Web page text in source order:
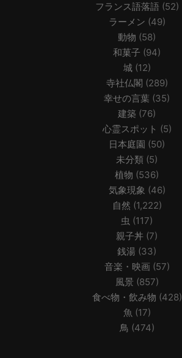
フランス語落語 (52)
ラーメン (49)
動物 (58)
和菓子 (94)
城(12)
寺社仏閣 (289)
幸せの言葉 (35)
建築 (76)
心霊スポット (5)
日本庭園 (50)
未分類 (5)
植物 (536)
気象現象 (46)
自然 (1,222)
虫 (117)
親子丼 (7)
銭湯 (33)
音楽・映画 (57)
風景(857)
食べ物・飲み物 (428)
魚 (17)
鳥 (474)